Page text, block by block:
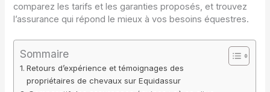
comparez les tarifs et les garanties proposés, et trouvez
l’assurance qui répond le mieux à vos besoins équestres.
Sommaire
Retours d’expérience et témoignages des
propriétaires de chevaux sur Equidassur